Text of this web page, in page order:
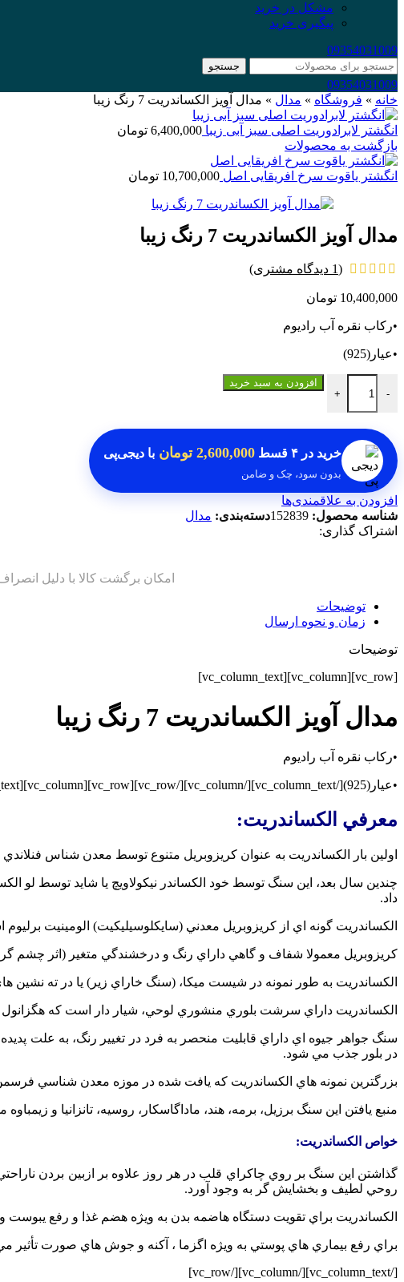
مشکل در خرید
پیگیری خرید
09354031009
جستجو
09354031009
خانه » فروشگاه » مدال » مدال آویز الکساندریت 7 رنگ زیبا
انگشتر لابرادوریت اصلی سبز آبی زیبا 6,400,000 تومان
بازگشت به محصولات
انگشتر یاقوت سرخ افریقایی اصل 10,700,000 تومان
مدال آویز الکساندریت 7 رنگ زیبا
(
1 دیدگاه مشتری)
10,400,000 تومان
•رکاب نقره آب رادیوم
•عیار(925)
-
مدال آویز الکساندریت 7 رنگ زیبا عدد
+
افزودن به سبد خرید
خرید در ۴ قسط 2,600,000 تومان با دیجی‌پی
بدون سود، چک و ضامن
افزودن به علاقمندی‌ها
شناسه محصول: 152839دسته‌بندی: مدال
اشتراک گذاری:
توضیحات
زمان و نحوه ارسال
توضیحات
[vc_row][vc_column][vc_column_text]
مدال آویز الکساندریت 7 رنگ زیبا
•رکاب نقره آب رادیوم
•عیار(925)[/vc_column_text][/vc_column][/vc_row][vc_row][vc_column][vc_column_text]
معرفي الکساندريت:
اولين بار الکساندريت به عنوان کريزوبريل متنوع توسط معدن شناس
چندين سال بعد، اين سنگ توسط خود الکساندر نيکولاويچ يا شايد توسط لو
داد.
الکساندريت گونه اي از کريزوبريل معدني (سايکلوسيليکيت) الومينيت
کريزوبريل معمولا شفاف و گاهي داراي رنگ و درخشندگي متغير (اثر چشم
الکساندريت به طور نمونه در شيست ميکا، (سنگ خاراي زير) يا در ته نشين
الکساندريت داراي سرشت بلوري منشوري لوحي، شيار دار است که
سنگ جواهر جيوه اي داراي قابليت منحصر به فرد در تغيير رنگ، به علت
در بلور جذب مي شود.
بزرگترين نمونه هاي الکساندريت که يافت شده در موزه معدن شناسي
منبع يافتن اين سنگ برزيل، برمه، هند، ماداگاسکار، روسيه، تانزانيا و زيمباوه
خواص الکساندريت:
گذاشتن اين سنگ بر روي چاکراي قلب در هر روز علاوه بر ازبين بردن
روحي لطيف و بخشايش گر به وجود آورد.
الکساندريت براي تقويت دستگاه هاضمه بدن به ويژه هضم غذا و رفع يبوست
براي رفع بيماري هاي پوستي به ويژه اگزما ، آکنه و جوش هاي صورت
[/vc_column_text][/vc_column][/vc_row]